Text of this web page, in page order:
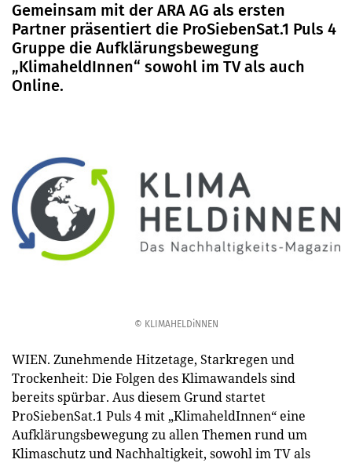
© KLIMAHELDiNNEN
Gemeinsam mit der ARA AG als ersten
Partner präsentiert die ProSiebenSat.1 Puls 4
Gruppe die Aufklärungsbewegung
„KlimaheldInnen“ sowohl im TV als auch
Online.
WIEN. Zunehmende Hitzetage, Starkregen und
Trockenheit: Die Folgen des Klimawandels sind
bereits spürbar. Aus diesem Grund startet
ProSiebenSat.1 Puls 4 mit „KlimaheldInnen“ eine
Aufklärungsbewegung zu allen Themen rund um
Klimaschutz und Nachhaltigkeit, sowohl im TV als